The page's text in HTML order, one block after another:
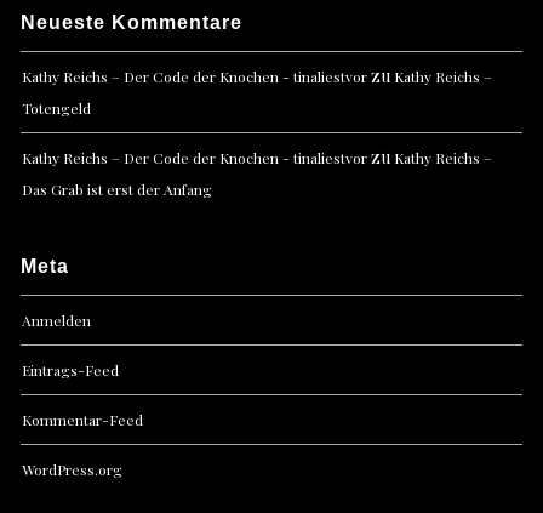
Neueste Kommentare
Kathy Reichs – Der Code der Knochen - tinaliestvorzu Kathy Reichs –
Totengeld
Kathy Reichs – Der Code der Knochen - tinaliestvorzu Kathy Reichs –
Das Grab ist erst der Anfang
Meta
Anmelden
Eintrags-Feed
Kommentar-Feed
WordPress.org